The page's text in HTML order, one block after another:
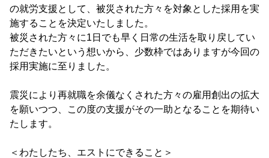
の就労支援として、被災された方々を対象とした採用を実
施することを決定いたしました。
被災された方々に1日でも早く日常の生活を取り戻してい
ただきたいという想いから、少数枠ではありますが今回の
採用実施に至りました。
震災により再就職を余儀なくされた方々の雇用創出の拡大
を願いつつ、この度の支援がその一助となることを期待い
たします。
＜わたしたち、エストにできること＞